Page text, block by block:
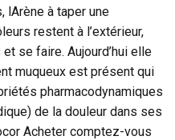
lArène à taper une
restent à l’extérieur,
se faire. Aujourd’hui elle
muqueux est présent qui
pharmacodynamiques
de la douleur dans ses
Acheter comptez-vous